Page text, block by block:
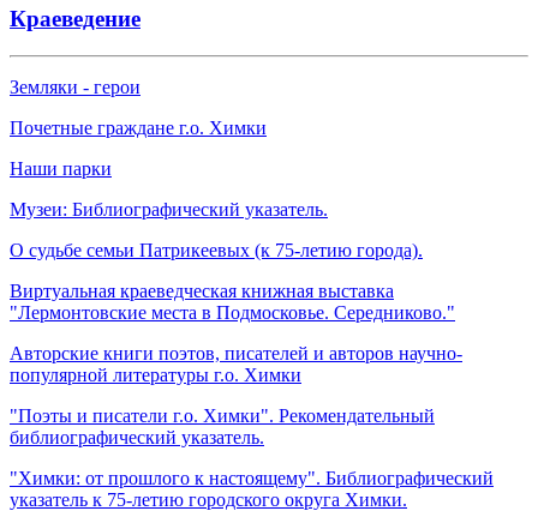
Краеведение
Земляки - герои
Почетные граждане г.о. Химки
Наши парки
Музеи: Библиографический указатель.
О судьбе семьи Патрикеевых (к 75-летию города).
Виртуальная краеведческая книжная выставка
"Лермонтовские места в Подмосковье. Середниково."
Авторские книги поэтов, писателей и авторов научно-
популярной литературы г.о. Химки
"Поэты и писатели г.о. Химки". Рекомендательный
библиографический указатель.
"Химки: от прошлого к настоящему". Библиографический
указатель к 75-летию городского округа Химки.